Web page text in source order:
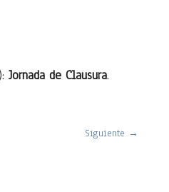
Jornada de Clausura.
Siguiente →